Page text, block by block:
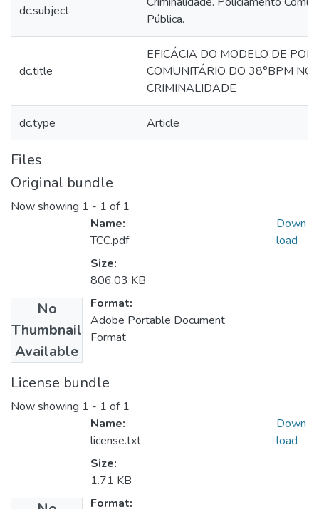
dc.subject
Pública.
dc.title
EFICÁCIA DO MODELO DE
COMUNITÁRIO DO 38°BPM NO
CRIMINALIDADE
dc.type Article
Files
Original bundle
Now showing 1 - 1 of 1
No
Thumbnail
Available
Name:
TCC.pdf
Size:
806.03 KB
Format:
Adobe Portable Document
Format
Down
load
License bundle
Now showing 1 - 1 of 1
Name:
license.txt
Size:
1.71 KB
Format:
Down
load